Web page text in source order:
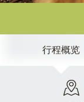
行程概览